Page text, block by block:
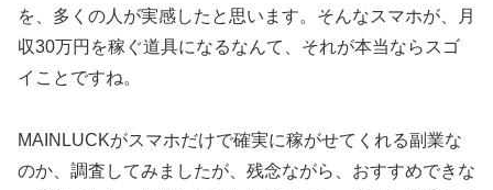
を、多くの人が実感したと思います。そんなスマホが、月
収30万円を稼ぐ道具になるなんて、それが本当ならスゴ
イことですね。
MAINLUCKがスマホだけで確実に稼がせてくれる副業な
のか、調査してみましたが、残念ながら、おすすめできな